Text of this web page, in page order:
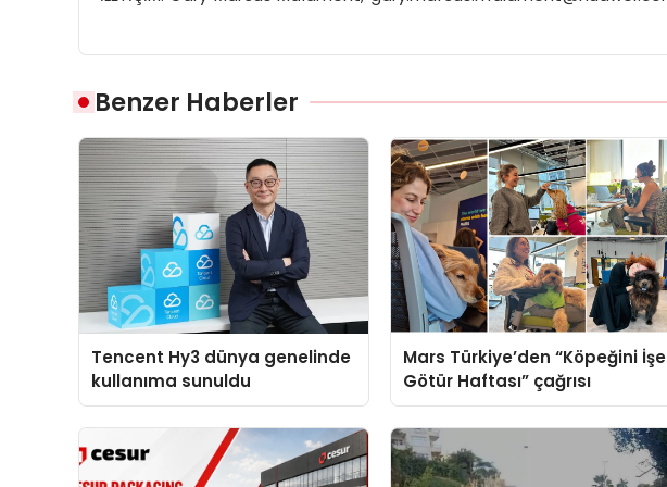
Benzer Haberler
Tencent Hy3 dünya genelinde
kullanıma sunuldu
Mars Türkiye’den “Köpeğini İşe
Götür Haftası” çağrısı